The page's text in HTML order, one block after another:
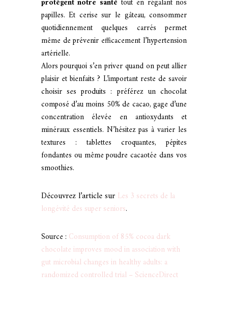
papilles. Et cerise sur le gâteau, consommer
quotidiennement quelques carrés permet
même de prévenir efficacement l’hypertension
artérielle.
Alors pourquoi s’en priver quand on peut allier
plaisir et bienfaits ? L’important reste de savoir
choisir ses produits : préférez un chocolat
composé d’au moins 50% de cacao, gage d’une
concentration élevée en antioxydants et
minéraux essentiels. N’hésitez pas à varier les
textures : tablettes croquantes, pépites
fondantes ou même poudre cacaotée dans vos
smoothies.
Découvrez l’article sur Les 3 secrets de la
longévité des super seniors.
Source : Consumption of 85% cocoa dark
chocolate improves mood in association with
gut microbial changes in healthy adults: a
randomized controlled trial – ScienceDirect